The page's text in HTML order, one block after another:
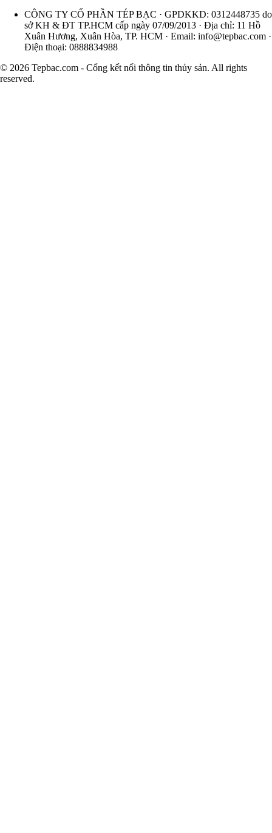
CÔNG TY CỔ PHẦN TÉP BẠC · GPDKKD: 0312448735 do
sở KH & ĐT TP.HCM cấp ngày 07/09/2013 · Địa chỉ: 11 Hồ
Xuân Hương, Xuân Hòa, TP. HCM · Email: info@tepbac.com ·
Điện thoại: 0888834988
© 2026 Tepbac.com - Cổng kết nối thông tin thủy sản. All rights
reserved.